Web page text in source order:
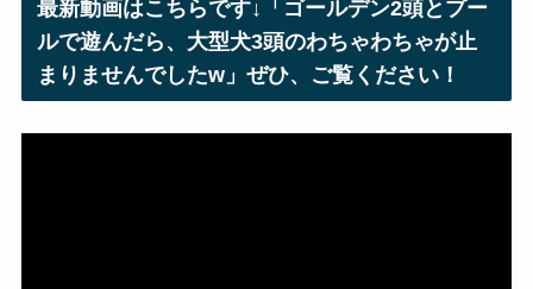
ス
最新動画はこちらです↓「ゴールデン2頭とプー
ルで遊んだら、大型犬3頭のわちゃわちゃが止
まりませんでしたw」ぜひ、ご覧ください！